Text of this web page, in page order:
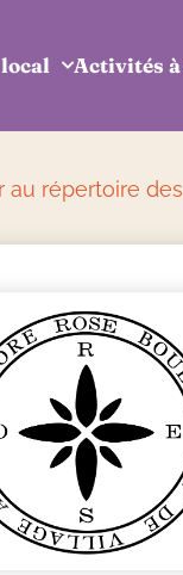
Activités
au répertoire